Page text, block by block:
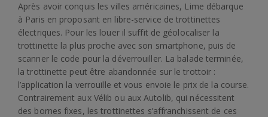
Après avoir conquis les villes américaines, Lime débarque
à Paris en proposant en libre-service de trottinettes
électriques. Pour les louer il suffit de géolocaliser la
trottinette la plus proche avec son smartphone, puis de
scanner le code pour la déverrouiller. La balade terminée,
la trottinette peut être abandonnée sur le trottoir :
l’application la verrouille et vous envoie le prix de la course.
Contrairement aux Vélib ou aux Autolib, qui nécessitent
des bornes fixes, les trottinettes s’affranchissent de ces